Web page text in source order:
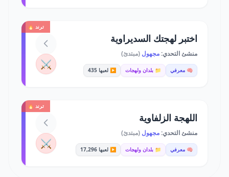
ترند 🔥
اختبر لهجتك السديراوية
منشئ التحدي:مجهول (مبتدئ)
🧠 معرفي 📁 بلدان ولهجات ▶️ لعبها 435 ⚔️
ترند 🔥
اللهجة الزلفاوية
منشئ التحدي:مجهول (مبتدئ)
🧠 معرفي 📁 بلدان ولهجات ▶️ لعبها 17,296 ⚔️